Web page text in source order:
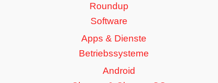
Roundup
Software
Apps & Dienste
Betriebssysteme
Android